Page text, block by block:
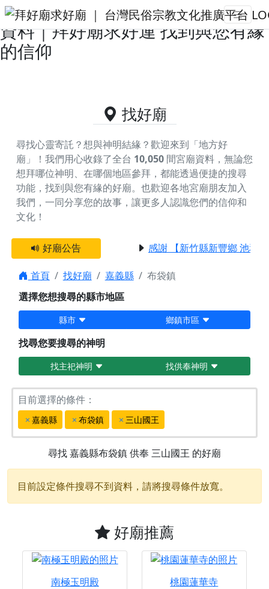
嘉義縣布袋鎮供奉三山國王的好廟
資料｜拜好廟求好運 找到與您有緣
的信仰
找好廟
尋找心靈寄託？想與神明結緣？歡迎來到「地方好
廟」！我們用心收錄了全台 10,050 間宮廟資料，無論您
想拜哪位神明、在哪個地區參拜，都能透過便捷的搜尋
功能，找到與您有緣的好廟。 也歡迎各地宮廟朋友加入
我們，一同分享您的故事，讓更多人認識您們的信仰和
文化！
好廟公告 感謝 【新竹縣新豐鄉 池和
首頁 找好廟 嘉義縣
布袋鎮
選擇您想搜尋的縣市地區
縣市 鄉鎮市區
找尋您要搜尋的神明
找主祀神明 找供奉神明
目前選擇的條件：
嘉義縣 布袋鎮 三山國王
尋找嘉義縣布袋鎮供奉 三山國王 的好廟
目前設定條件搜尋不到資料，請將搜尋條件放寬。
好廟推薦
南極玉明殿
桃園蓮華寺